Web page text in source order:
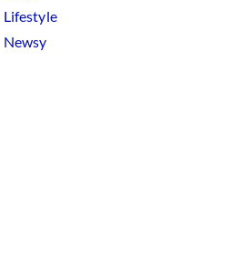
Lifestyle
Newsy